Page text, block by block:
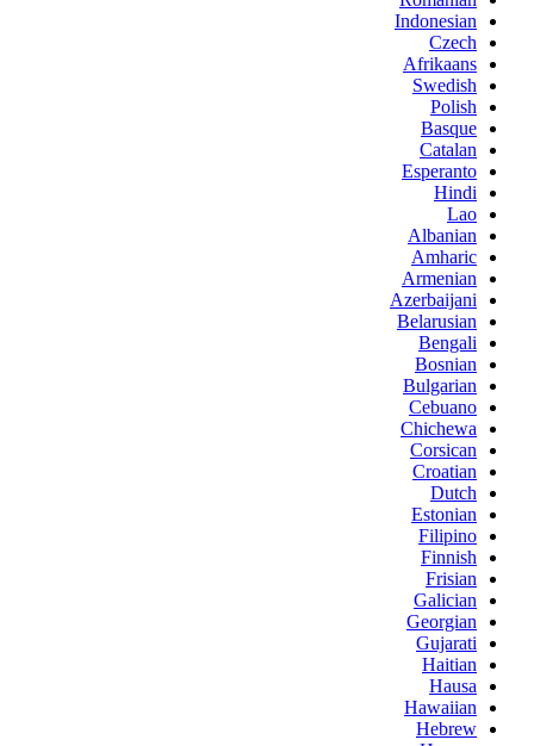
Indonesian
Czech
Afrikaans
Swedish
Polish
Basque
Catalan
Esperanto
Hindi
Lao
Albanian
Amharic
Armenian
Azerbaijani
Belarusian
Bengali
Bosnian
Bulgarian
Cebuano
Chichewa
Corsican
Croatian
Dutch
Estonian
Filipino
Finnish
Frisian
Galician
Georgian
Gujarati
Haitian
Hausa
Hawaiian
Hebrew